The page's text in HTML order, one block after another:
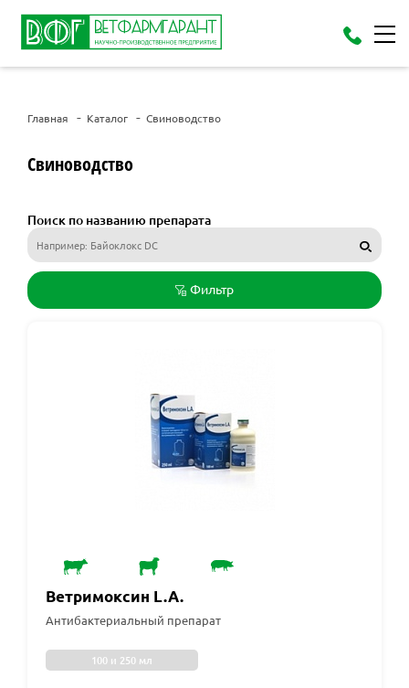
Главная Каталог Свиноводство
Свиноводство
Поиск по названию препарата
Фильтр
Ветримоксин L.A.
Антибактериальный препарат
100 и 250 мл